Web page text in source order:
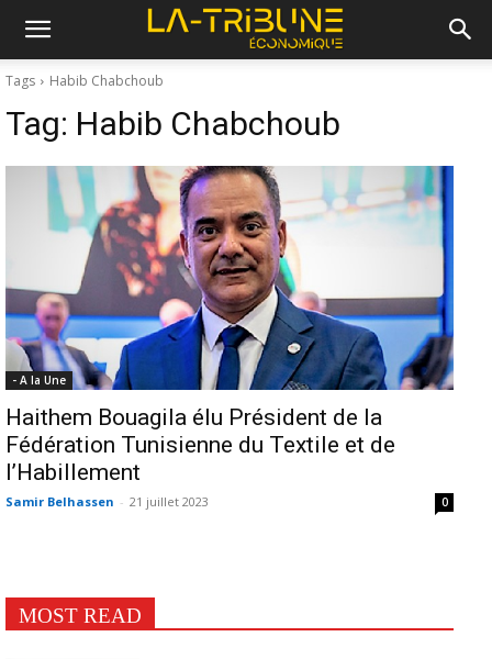
Tags Habib Chabchoub
Tag: Habib Chabchoub
- A la Une
Haithem Bouagila élu Président de la
Fédération Tunisienne du Textile et de
l’Habillement
Samir Belhassen - 21 juillet 2023 0
MOST READ